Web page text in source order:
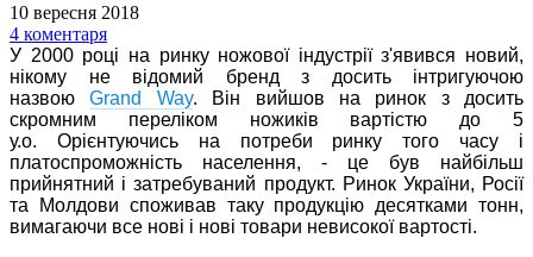
10 вересня 2018
4 коментаря
У 2000 році на ринку ножової індустрії з'явився новий,
нікому не відомий бренд з досить інтригуючою
назвоюGrand Way.
Він вийшов на ринок з досить
скромним переліком ножиків вартістю до 5
у.о. Орієнтуючись на потреби ринку того часу і
платоспроможність населення, - це був найбільш
прийнятний і затребуваний продукт. Ринок України, Росії
та Молдови споживав таку продукцію десятками тонн,
вимагаючи все нові і нові товари невисокої вартості.